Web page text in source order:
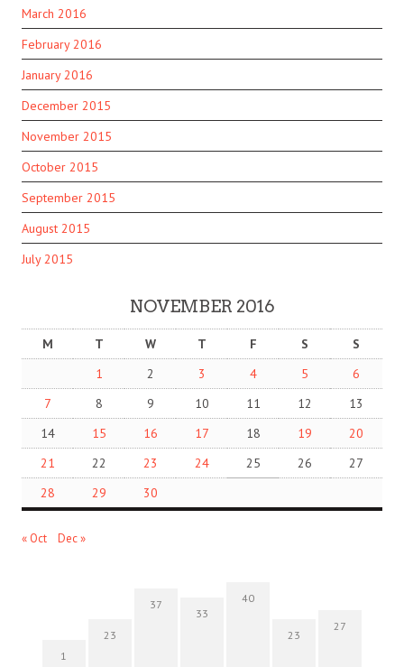
March 2016
February 2016
January 2016
December 2015
November 2015
October 2015
September 2015
August 2015
July 2015
NOVEMBER 2016
M T W T F S
S
1
2 3 4 5
6
7
8 9 10 11 12
13
14
15 16 17 18 19
20
21
22 23 24 25 26
27
28
29 30
« Oct Dec »
1
23
37
33
40
23
27